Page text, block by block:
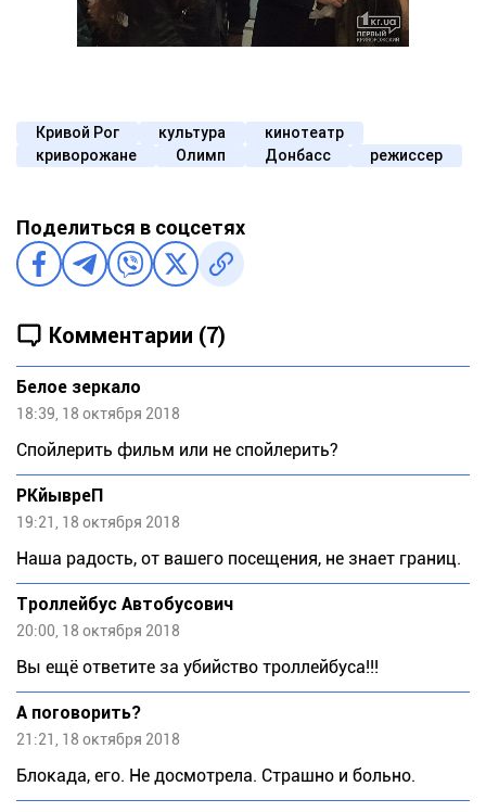
Кривой Рог культура
кинотеатр
криворожане
Олимп Донбасс режиссер
Поделиться в соцсетях
Комментарии (7)
Белое зеркало
18:39, 18 октября 2018
Спойлерить фильм или не спойлерить?
РКйывреП
19:21, 18 октября 2018
Наша радость, от вашего посещения, не знает границ.
Троллейбус Автобусович
20:00, 18 октября 2018
Вы ещё ответите за убийство троллейбуса!!!
А поговорить?
21:21, 18 октября 2018
Блокада, его. Не досмотрела. Страшно и больно.